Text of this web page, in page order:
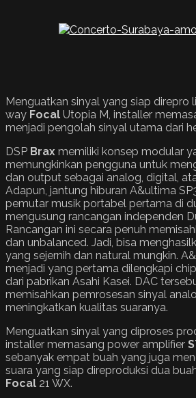
Menguatkan sinyal yang siap direpro
way Focal Utopia M, installer
menjadi pengolah sinyal utama dari
DSP Brax memiliki konsep modular
memungkinkan pengguna untuk
dan output sebagai analog, digital,
Adapun, jantung hiburan A&ultima
pemutar musik portabel pertama di
mengusung rancangan independen
Rancangan ini secara penuh
dan unbalanced. Jadi, bisa
yang sejernih dan natural mungkin.
menjadi yang pertama dilengkapi
dari pabrikan Asahi Kasei. DAC
memisahkan pemrosesan sinyal
meningkatkan kualitas suaranya.
Menguatkan sinyal yang diproses
installer memasang power amplifier
sebanyak empat buah yang juga
suara yang siap direproduksi dua
Focal 21 WX.